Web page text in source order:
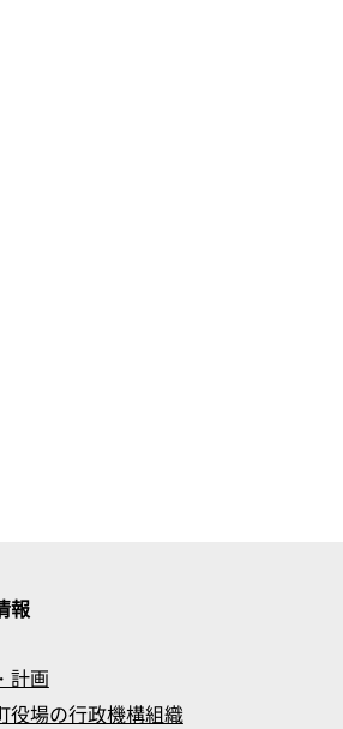
報
計画
役場の行政機構組織